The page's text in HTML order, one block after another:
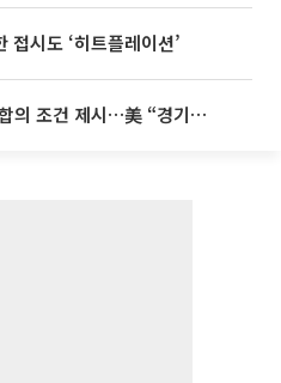
시도 ‘히트플레이션’
이란, 미국에 호르무즈 합의 조건 제시…美 “경기 아직 안 끝나” [종합]